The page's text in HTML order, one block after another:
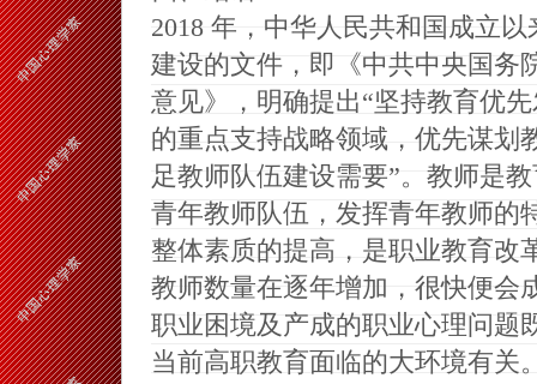
2018 年，中华人民共和国成立
建设的文件，即《中共中央国务
意见》，明确提出“坚持教育优
的重点支持战略领域，优先谋划
足教师队伍建设需要”。教师是
青年教师队伍，发挥青年教师的
整体素质的提高，是职业教育改
教师数量在逐年增加，很快便会
职业困境及产成的职业心理问题
当前高职教育面临的大环境有关